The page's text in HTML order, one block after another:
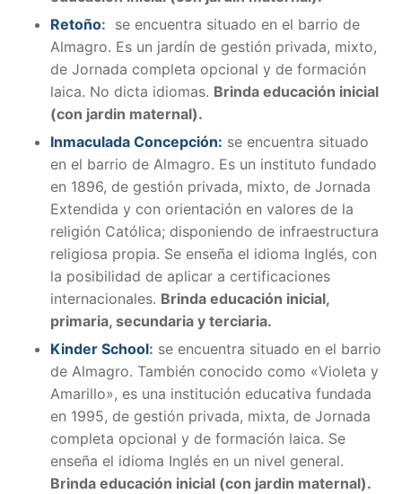
Retoño: se encuentra situado en el barrio de
Almagro. Es un jardín de gestión privada, mixto,
de Jornada completa opcional y de formación
laica. No dicta idiomas. Brinda educación inicial
(con jardin maternal).
Inmaculada Concepción: se encuentra situado
en el barrio de Almagro. Es un instituto fundado
en 1896, de gestión privada, mixto, de Jornada
Extendida y con orientación en valores de la
religión Católica; disponiendo de infraestructura
religiosa propia. Se enseña el idioma Inglés, con
la posibilidad de aplicar a certificaciones
internacionales. Brinda educación inicial,
primaria, secundaria y terciaria.
Kinder School: se encuentra situado en el barrio
de Almagro. También conocido como «Violeta y
Amarillo», es una institución educativa fundada
en 1995, de gestión privada, mixta, de Jornada
completa opcional y de formación laica. Se
enseña el idioma Inglés en un nivel general.
Brinda educación inicial (con jardin maternal).